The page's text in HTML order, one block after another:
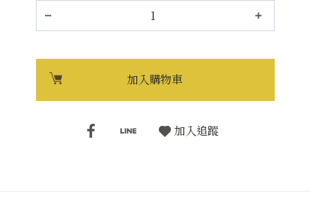
加入購物車
加入追蹤